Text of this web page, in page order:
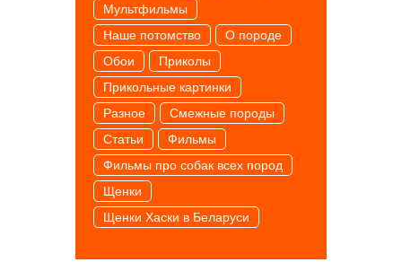
Мультфильмы
Наше потомство
О породе
Обои
Приколы
Прикольные картинки
Разное
Смежные породы
Статьи
Фильмы
Фильмы про собак всех пород
Щенки
Щенки Хаски в Беларуси